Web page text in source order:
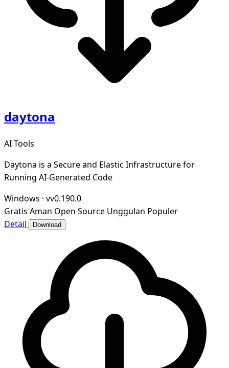
daytona
AI Tools
Daytona is a Secure and Elastic Infrastructure for
Running AI-Generated Code
Windows · vv0.190.0
Gratis Aman Open Source Unggulan Populer
Detail
Download